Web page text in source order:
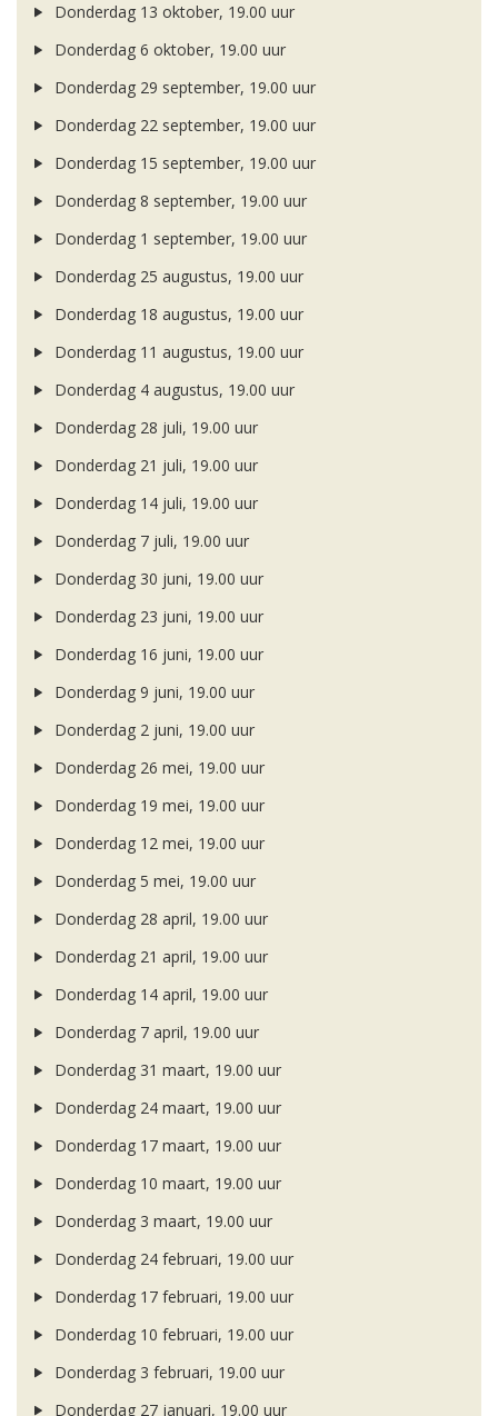
Donderdag 13 oktober, 19.00 uur
Donderdag 6 oktober, 19.00 uur
Donderdag 29 september, 19.00 uur
Donderdag 22 september, 19.00 uur
Donderdag 15 september, 19.00 uur
Donderdag 8 september, 19.00 uur
Donderdag 1 september, 19.00 uur
Donderdag 25 augustus, 19.00 uur
Donderdag 18 augustus, 19.00 uur
Donderdag 11 augustus, 19.00 uur
Donderdag 4 augustus, 19.00 uur
Donderdag 28 juli, 19.00 uur
Donderdag 21 juli, 19.00 uur
Donderdag 14 juli, 19.00 uur
Donderdag 7 juli, 19.00 uur
Donderdag 30 juni, 19.00 uur
Donderdag 23 juni, 19.00 uur
Donderdag 16 juni, 19.00 uur
Donderdag 9 juni, 19.00 uur
Donderdag 2 juni, 19.00 uur
Donderdag 26 mei, 19.00 uur
Donderdag 19 mei, 19.00 uur
Donderdag 12 mei, 19.00 uur
Donderdag 5 mei, 19.00 uur
Donderdag 28 april, 19.00 uur
Donderdag 21 april, 19.00 uur
Donderdag 14 april, 19.00 uur
Donderdag 7 april, 19.00 uur
Donderdag 31 maart, 19.00 uur
Donderdag 24 maart, 19.00 uur
Donderdag 17 maart, 19.00 uur
Donderdag 10 maart, 19.00 uur
Donderdag 3 maart, 19.00 uur
Donderdag 24 februari, 19.00 uur
Donderdag 17 februari, 19.00 uur
Donderdag 10 februari, 19.00 uur
Donderdag 3 februari, 19.00 uur
Donderdag 27 januari, 19.00 uur